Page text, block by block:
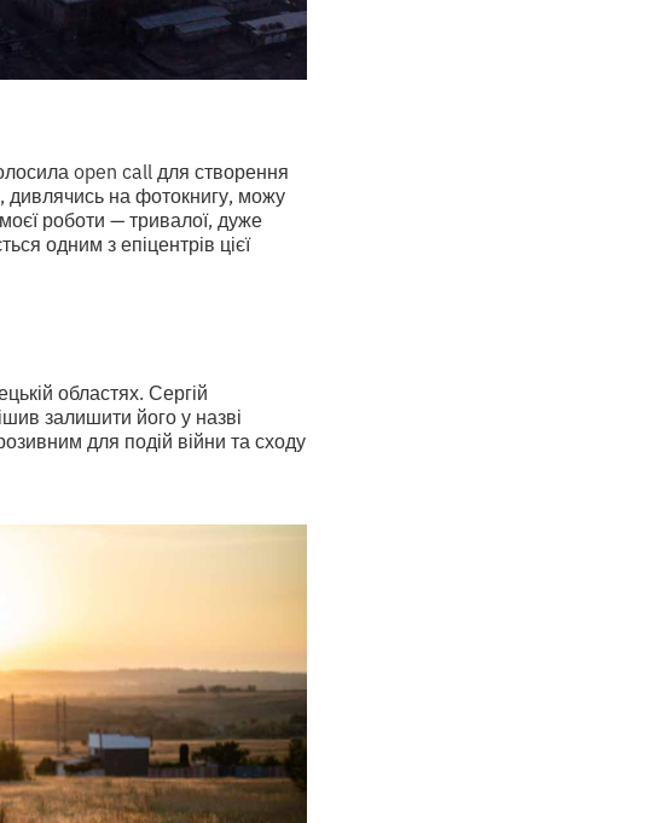
open call для створення
дивлячись на фотокнигу, можу
роботи — тривалої, дуже
одним з епіцентрів цієї
областях. Сергій
залишити його у назві
для подій війни та сходу